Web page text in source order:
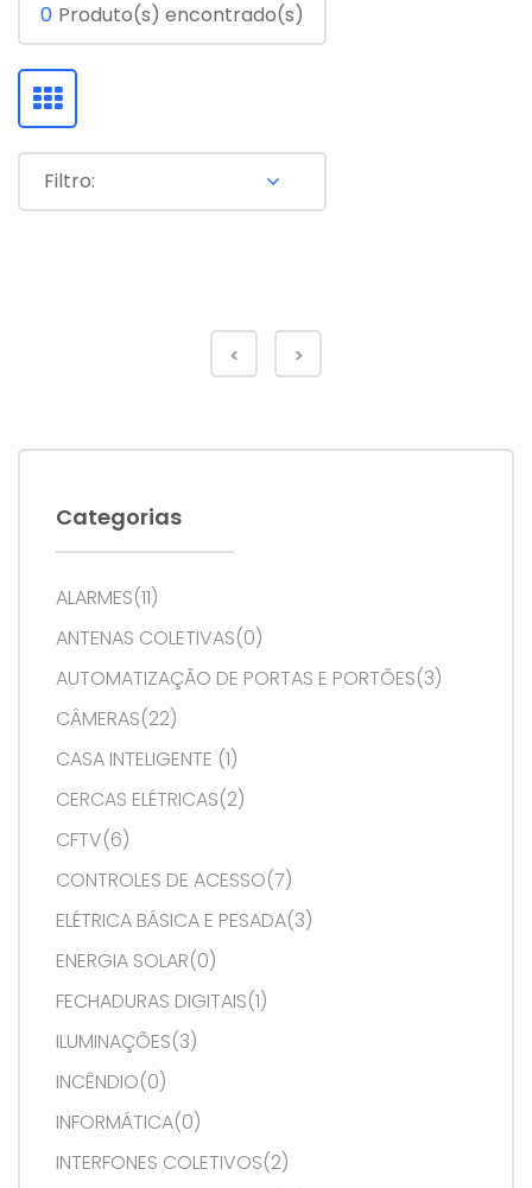
0 Produto(s) encontrado(s)
Filtro:
< >
Categorias
ALARMES(11)
ANTENAS COLETIVAS(0)
AUTOMATIZAÇÃO DE PORTAS E PORTÕES(3)
CÂMERAS(22)
CASA INTELIGENTE (1)
CERCAS ELÉTRICAS(2)
CFTV(6)
CONTROLES DE ACESSO(7)
ELÉTRICA BÁSICA E PESADA(3)
ENERGIA SOLAR(0)
FECHADURAS DIGITAIS(1)
ILUMINAÇÕES(3)
INCÊNDIO(0)
INFORMÁTICA(0)
INTERFONES COLETIVOS(2)